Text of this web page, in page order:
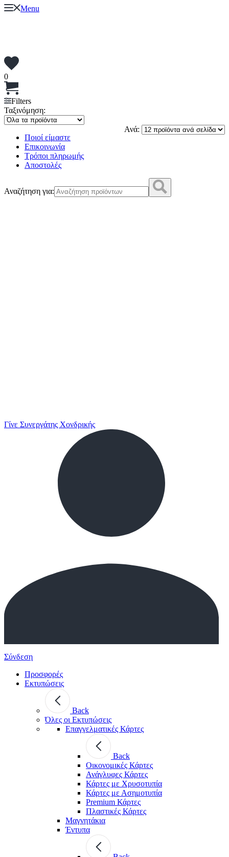
Menu
0
Filters
Ταξινόμηση:
Ανά:
Ποιοί είμαστε
Επικοινωνία
Τρόποι πληρωμής
Αποστολές
Αναζήτηση για:
Γίνε Συνεργάτης Χονδρικής
Σύνδεση
Προσφορές
Εκτυπώσεις
Back
Όλες οι Εκτυπώσεις
Επαγγελματικές Κάρτες
Back
Οικονομικές Κάρτες
Ανάγλυφες Κάρτες
Κάρτες με Χρυσοτυπία
Κάρτες με Ασημοτυπία
Premium Κάρτες
Πλαστικές Κάρτες
Μαγνητάκια
Έντυπα